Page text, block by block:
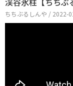
ちちぶるしんや / 2022-